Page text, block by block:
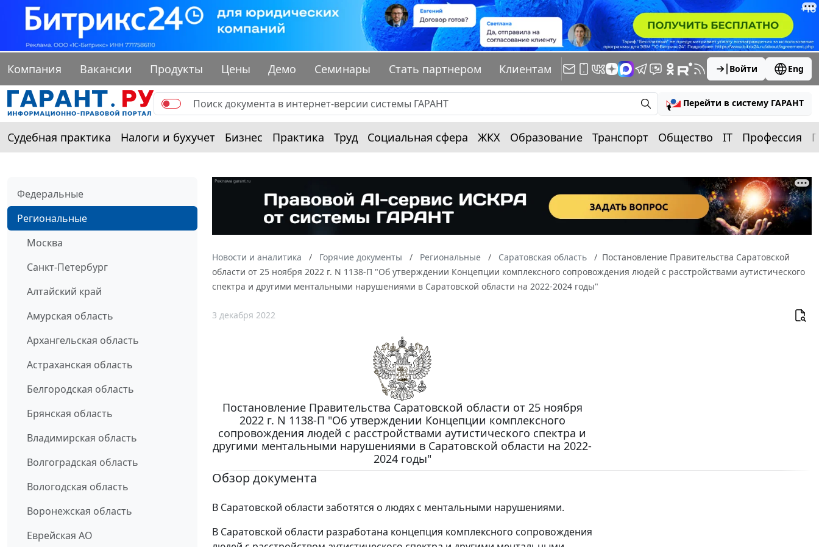
Компания Вакансии Продукты Цены Демо Семинары Стать партнером Клиентам Войти Eng
Перейти в систему ГАРАНТ
Судебная практика Налоги и бухучет Бизнес Практика Труд Социальная сфера ЖКХ Образование Транспорт Общество IT Профессия
Федеральные
Региональные
Москва
Санкт-Петербург
Алтайский край
Амурская область
Архангельская область
Астраханская область
Белгородская область
Брянская область
Владимирская область
Волгоградская область
Вологодская область
Воронежская область
Еврейская АО
Новости и аналитика Горячие документы Региональные Саратовская область
Постановление Правительства Саратовской
области от 25 ноября 2022 г. N 1138-П "Об утверждении Концепции комплексного сопровождения людей с расстройствами аутистического
спектра и другими ментальными нарушениями в Саратовской области на 2022-2024 годы"
3 декабря 2022
Постановление Правительства Саратовской области от 25 ноября
2022 г. N 1138-П "Об утверждении Концепции комплексного
сопровождения людей с расстройствами аутистического спектра и
другими ментальными нарушениями в Саратовской области на 2022-
2024 годы"
Обзор документа
В Саратовской области заботятся о людях с ментальными нарушениями.
В Саратовской области разработана концепция комплексного сопровождения